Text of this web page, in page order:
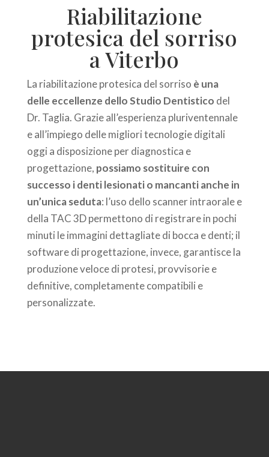
Riabilitazione
protesica del sorriso
a Viterbo
La riabilitazione protesica del sorriso è una
delle eccellenze dello Studio Dentistico del
Dr. Taglia. Grazie all’esperienza pluriventennale
e all’impiego delle migliori tecnologie digitali
oggi a disposizione per diagnostica e
progettazione, possiamo sostituire con
successo i denti lesionati o mancanti anche in
un’unica seduta: l’uso dello scanner intraorale e
della TAC 3D permettono di registrare in pochi
minuti le immagini dettagliate di bocca e denti; il
software di progettazione, invece, garantisce la
produzione veloce di protesi, provvisorie e
definitive, completamente compatibili e
personalizzate.